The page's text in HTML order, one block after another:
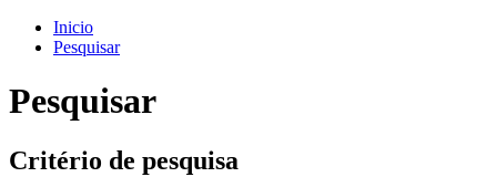
Inicio
Pesquisar
Pesquisar
Critério de pesquisa